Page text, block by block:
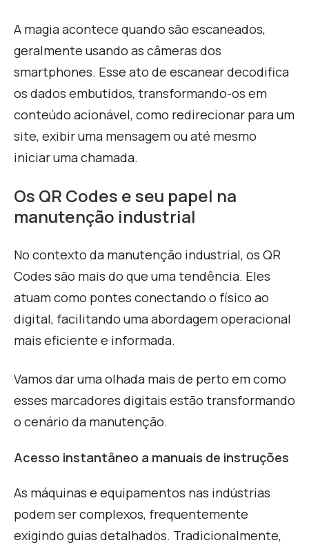
A magia acontece quando são escaneados,
geralmente usando as câmeras dos
smartphones. Esse ato de escanear decodifica
os dados embutidos, transformando-os em
conteúdo acionável, como redirecionar para um
site, exibir uma mensagem ou até mesmo
iniciar uma chamada.
Os QR Codes e seu papel na
manutenção industrial
No contexto da manutenção industrial, os QR
Codes são mais do que uma tendência. Eles
atuam como pontes conectando o físico ao
digital, facilitando uma abordagem operacional
mais eficiente e informada.
Vamos dar uma olhada mais de perto em como
esses marcadores digitais estão transformando
o cenário da manutenção.
Acesso instantâneo a manuais de instruções
As máquinas e equipamentos nas indústrias
podem ser complexos, frequentemente
exigindo guias detalhados. Tradicionalmente,